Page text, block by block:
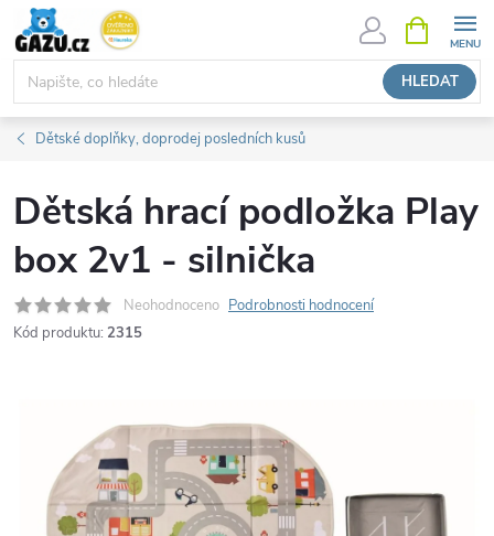
Přejít
obsah
HLEDAT
NÁKUPNÍ
KOŠÍK
Dětské doplňky, doprodej posledních kusů
Dětská hrací podložka Play
box 2v1 - silnička
Neohodnoceno Podrobnosti hodnocení
Kód produktu: 2315